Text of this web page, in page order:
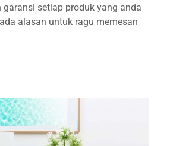
setiap produk yang anda
alasan untuk ragu memesan